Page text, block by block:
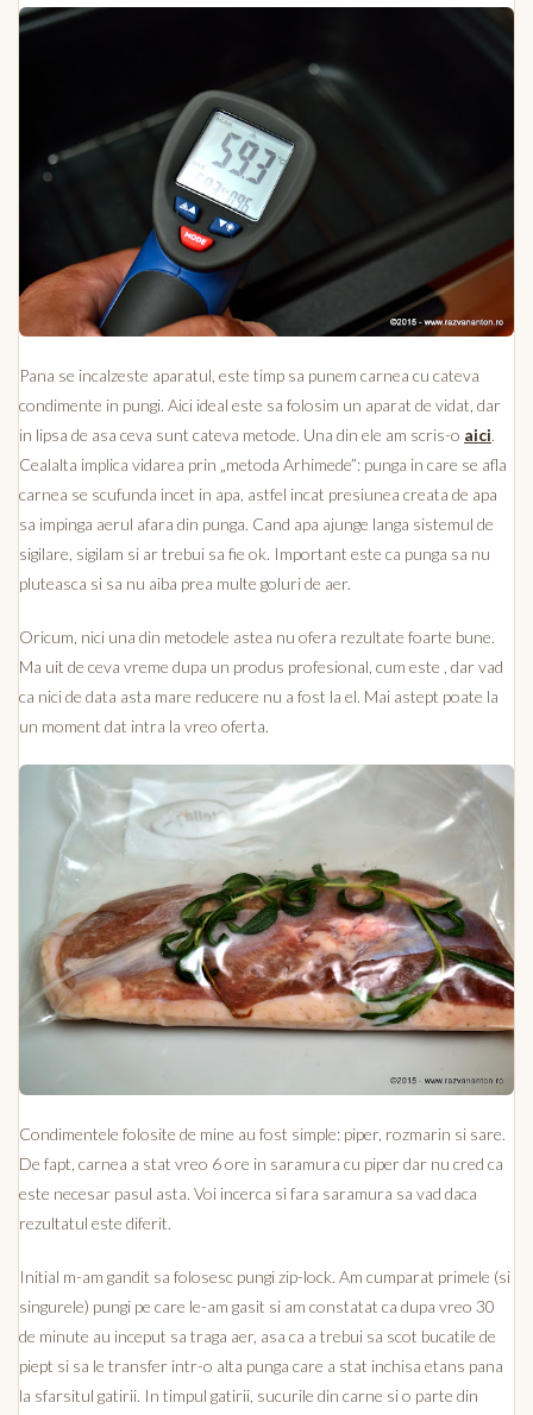
Pana se incalzeste aparatul, este timp sa punem carnea cu cateva
condimente in pungi. Aici ideal este sa folosim un aparat de vidat, dar
in lipsa de asa ceva sunt cateva metode. Una din ele am scris-o aici.
Cealalta implica vidarea prin „metoda Arhimede”: punga in care se afla
carnea se scufunda incet in apa, astfel incat presiunea creata de apa
sa impinga aerul afara din punga. Cand apa ajunge langa sistemul de
sigilare, sigilam si ar trebui sa fie ok. Important este ca punga sa nu
pluteasca si sa nu aiba prea multe goluri de aer.
Oricum, nici una din metodele astea nu ofera rezultate foarte bune.
Ma uit de ceva vreme dupa un produs profesional, cum este , dar vad
ca nici de data asta mare reducere nu a fost la el. Mai astept poate la
un moment dat intra la vreo oferta.
Condimentele folosite de mine au fost simple: piper, rozmarin si sare.
De fapt, carnea a stat vreo 6 ore in saramura cu piper dar nu cred ca
este necesar pasul asta. Voi incerca si fara saramura sa vad daca
rezultatul este diferit.
Initial m-am gandit sa folosesc pungi zip-lock. Am cumparat primele (si
singurele) pungi pe care le-am gasit si am constatat ca dupa vreo 30
de minute au inceput sa traga aer, asa ca a trebui sa scot bucatile de
piept si sa le transfer intr-o alta punga care a stat inchisa etans pana
la sfarsitul gatirii. In timpul gatirii, sucurile din carne si o parte din